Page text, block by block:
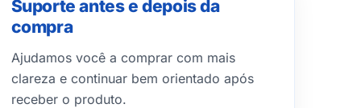
Suporte antes e depois da
compra
Ajudamos você a comprar com mais
clareza e continuar bem orientado após
receber o produto.